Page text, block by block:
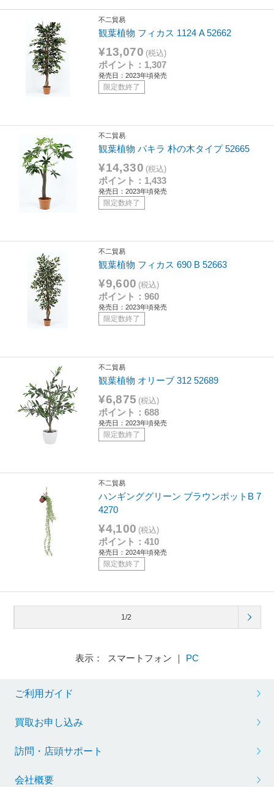
不二貿易
観葉植物 フィカス 1124 A 52662
¥13,070 (税込)
ポイント：1,307
発売日：2023年頃発売
限定数終了
不二貿易
観葉植物 パキラ 朴の木タイプ 52665
¥14,330 (税込)
ポイント：1,433
発売日：2023年頃発売
限定数終了
不二貿易
観葉植物 フィカス 690 B 52663
¥9,600 (税込)
ポイント：960
発売日：2023年頃発売
限定数終了
不二貿易
観葉植物 オリーブ 312 52689
¥6,875 (税込)
ポイント：688
発売日：2023年頃発売
限定数終了
不二貿易
ハンギンググリーン ブラウンポットB 7
4270
¥4,100 (税込)
ポイント：410
発売日：2024年頃発売
限定数終了
1/2
表示： スマートフォン ｜ PC
ご利用ガイド
買取お申し込み
訪問・店頭サポート
会社概要